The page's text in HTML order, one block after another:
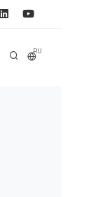
RU